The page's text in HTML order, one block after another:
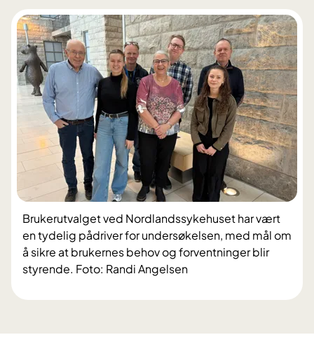
Brukerutvalget ved Nordlandssykehuset har vært
en tydelig pådriver for undersøkelsen, med mål om
å sikre at brukernes behov og forventninger blir
styrende. Foto: Randi Angelsen